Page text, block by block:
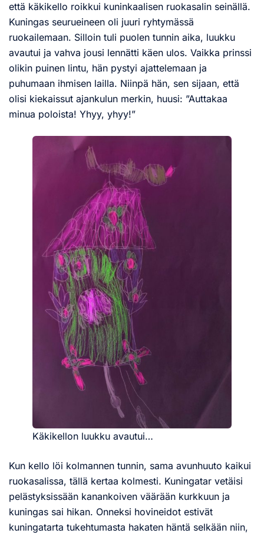
että käkikello roikkui kuninkaalisen ruokasalin seinällä.
Kuningas seurueineen oli juuri ryhtymässä
ruokailemaan. Silloin tuli puolen tunnin aika, luukku
avautui ja vahva jousi lennätti käen ulos. Vaikka prinssi
olikin puinen lintu, hän pystyi ajattelemaan ja
puhumaan ihmisen lailla. Niinpä hän, sen sijaan, että
olisi kiekaissut ajankulun merkin, huusi: ”Auttakaa
minua poloista! Yhyy, yhyy!”
Käkikellon luukku avautui…
Kun kello löi kolmannen tunnin, sama avunhuuto kaikui
ruokasalissa, tällä kertaa kolmesti. Kuningatar vetäisi
pelästyksissään kanankoiven väärään kurkkuun ja
kuningas sai hikan. Onneksi hovineidot estivät
kuningatarta tukehtumasta hakaten häntä selkään niin,